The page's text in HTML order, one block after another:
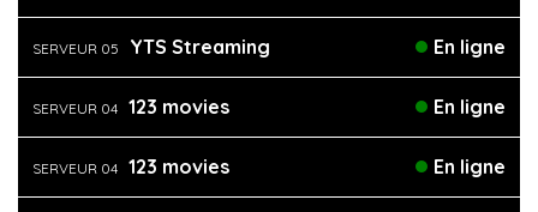
SERVEUR 05 YTS Streaming En ligne
SERVEUR 04 123 movies En ligne
SERVEUR 04 123 movies En ligne